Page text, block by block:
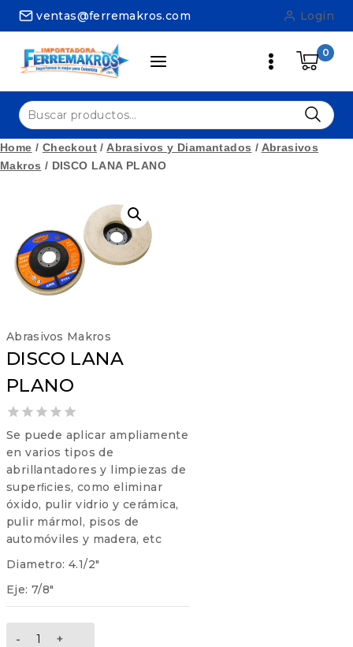
Skip
ventas@ferremakros.com Login
0
Buscar
por:
Home / Checkout / Abrasivos y Diamantados / Abrasivos
Makros / DISCO LANA PLANO
Abrasivos Makros
DISCO LANA
PLANO
0
out
of
5
Se puede aplicar ampliamente
en varios tipos de
abrillantadores y limpiezas de
superﬁcies, como eliminar
óxido, pulir vidrio y cerámica,
pulir mármol, pisos de
automóviles y madera, etc
Diametro: 4.1/2″
Eje: 7/8″
DISCO